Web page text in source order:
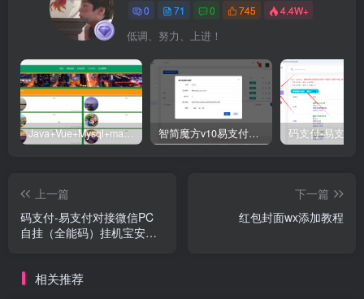
0 71 0 745 4.4W+
低调、努力、上进！
Java+Vue+Mysql+maven在线招投标系统源码-高校招标系统源码 智简魔方v10易支付对接插件
上一篇
码支付-易支付对接微信PC
自挂（全能码）挂机宝安装
下一篇
红包封面wx添加教程
相关推荐